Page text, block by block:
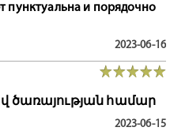
пунктуальна и порядочно
2023-06-16
ծառայության համար
2023-06-15